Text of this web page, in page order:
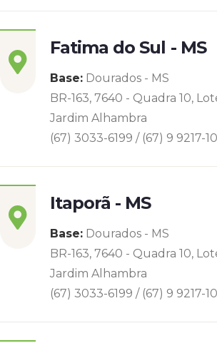
Fatima do Sul - MS
Base: Dourados - MS
BR-163, 7640 - Quadra 10,
Jardim Alhambra
(67) 3033-6199 / (67) 9 9217-
Itaporã - MS
Base: Dourados - MS
BR-163, 7640 - Quadra 10,
Jardim Alhambra
(67) 3033-6199 / (67) 9 9217-